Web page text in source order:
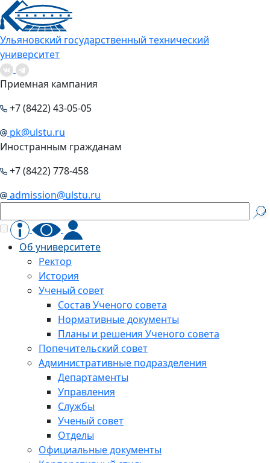
Ульяновский государственный технический
университет
Приемная кампания
+7 (8422) 43-05-05
pk@ulstu.ru
Иностранным гражданам
+7 (8422) 778-458
admission@ulstu.ru
Об университете
Ректор
История
Ученый совет
Состав Ученого совета
Нормативные документы
Планы и решения Ученого совета
Попечительский совет
Административные подразделения
Департаменты
Управления
Службы
Ученый совет
Отделы
Официальные документы